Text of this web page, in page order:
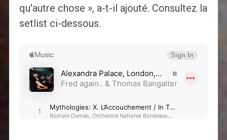
qu'autre chose », a-t-il ajouté. Consultez la
setlist ci-dessous.